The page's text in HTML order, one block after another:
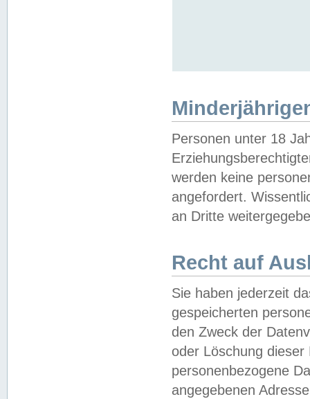
Personen unter 18
werden keine
angefordert.
an Dritte
Recht auf
Sie haben jederzeit
gespeicherten
den Zweck der
oder Löschung
personenbezogene
angegebenen